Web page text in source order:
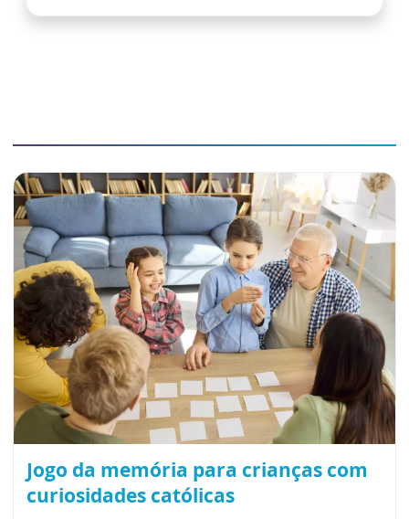
Jogo da memória para crianças com
curiosidades católicas